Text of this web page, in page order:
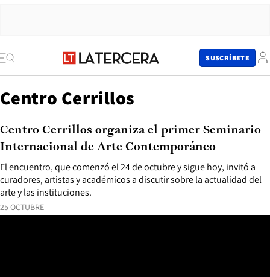
SUSCRÍBETE
Centro Cerrillos
25 OCTUBRE
El encuentro, que comenzó el 24 de octubre y sigue hoy, invitó a
curadores, artistas y académicos a discutir sobre la actualidad del
arte y las instituciones.
Centro Cerrillos organiza el primer Seminario
Internacional de Arte Contemporáneo